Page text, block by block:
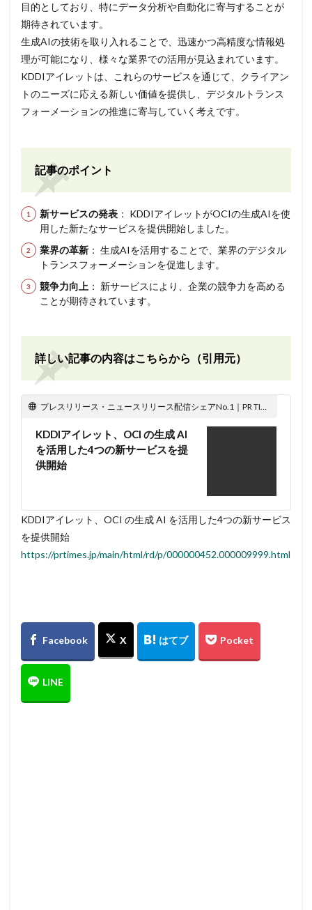
目的としており、特にデータ分析や自動化に寄与することが
期待されています。
生成AIの技術を取り入れることで、迅速かつ高精度な情報処
理が可能になり、様々な業界での活用が見込まれています。
KDDIアイレットは、これらのサービスを通じて、クライアン
トのニーズに応える新しい価値を提供し、デジタルトランス
フォーメーションの推進に寄与していく考えです。
記事のポイント
新サービスの発表 ： KDDIアイレットがOCIの生成AIを使
用した新たなサービスを提供開始しました。
業界の革新 ： 生成AIを活用することで、業界のデジタル
トランスフォーメーションを促進します。
競争力向上 ： 新サービスにより、企業の競争力を高める
ことが期待されています。
詳しい記事の内容はこちらから（引用元）
プレスリリース・ニュースリリース配信シェアNo.1｜PR TIMES
KDDIアイレット、OCI の生成 AI
を活用した4つの新サービスを提
供開始
KDDIアイレット、OCI の生成 AI を活用した4つの新サービス
を提供開始
https://prtimes.jp/main/html/rd/p/000000452.000009999.html